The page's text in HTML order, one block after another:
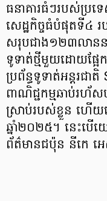
ធនាគារធំៗរបស់ប្រ
សេដ្ឋកិច្ចធំបំផុតទី៤
សរុបជាង១២៣លានន
ទូទាត់ថ្មីមួយដោយផ្អ
ប្រព័ន្ធទូទាត់អន្តរជា
ពាណិជ្ជកម្មឆាប់រហ័ស
ស្រាប់របស់ខ្លួន ហើយគ្
ឆ្នាំ២០២៥។ នេះបើ
ព័ត៌មានជប៉ុន នីកេ អ